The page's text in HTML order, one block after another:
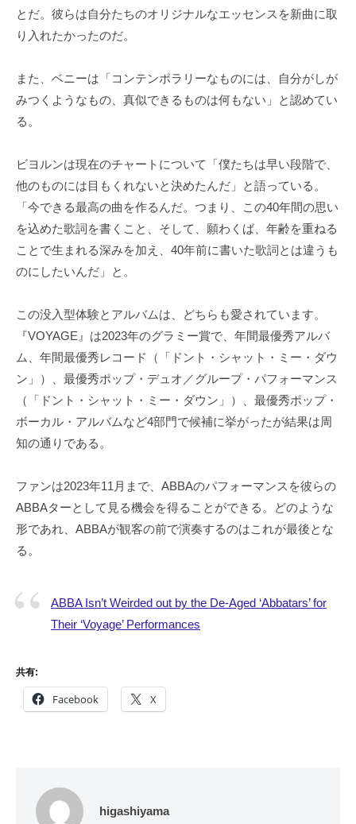
とだ。彼らは自分たちのオリジナルなエッセンスを新曲に取
り入れたかったのだ。
また、ベニーは「コンテンポラリーなものには、自分がしが
みつくようなもの、真似できるものは何もない」と認めてい
る。
ビヨルンは現在のチャートについて「僕たちは早い段階で、
他のものには目もくれないと決めたんだ」と語っている。
「今できる最高の曲を作るんだ。つまり、この40年間の思い
を込めた歌詞を書くこと、そして、願わくば、年齢を重ねる
ことで生まれる深みを加え、40年前に書いた歌詞とは違うも
のにしたいんだ」と。
この没入型体験とアルバムは、どちらも愛されています。
『VOYAGE』は2023年のグラミー賞で、年間最優秀アルバ
ム、年間最優秀レコード（「ドント・シャット・ミー・ダウ
ン」）、最優秀ポップ・デュオ／グループ・パフォーマンス
（「ドント・シャット・ミー・ダウン」）、最優秀ポップ・
ボーカル・アルバムなど4部門で候補に挙がったが結果は周
知の通りである。
ファンは2023年11月まで、ABBAのパフォーマンスを彼らの
ABBAターとして見る機会を得ることができる。どのような
形であれ、ABBAが観客の前で演奏するのはこれが最後とな
る。
ABBA Isn’t Weirded out by the De-Aged ‘Abbatars’ for
Their ‘Voyage’ Performances
共有:
Facebook X
higashiyama